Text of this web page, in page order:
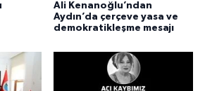
Ali Kenanoğlu’ndan
Aydın’da çerçeve yasa ve
demokratikleşme mesajı